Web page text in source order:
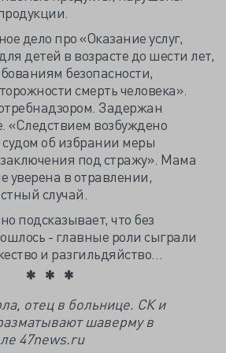
дело про «Оказание услуг,
детей в возрасте до шести лет,
безопасности,
смерть человека».
Задержан
возбуждено
об избрании меры
под стражу». Мама
уверена в отравлении,
случай.
подсказывает, что без
- главные роли сыграли
и разгильдяйство…
отец в больнице. СК и
шаверму в
47news.ru